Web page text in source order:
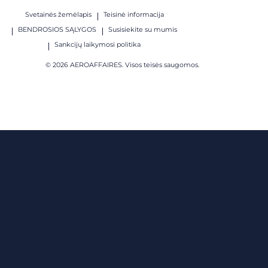
Svetainės žemėlapis
Teisinė informacija
BENDROSIOS SĄLYGOS
Susisiekite su mumis
Sankcijų laikymosi politika
© 2026 AEROAFFAIRES. Visos teisės saugomos.